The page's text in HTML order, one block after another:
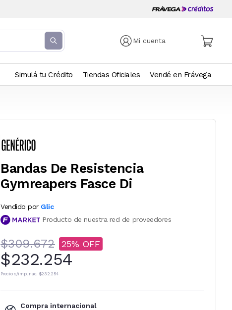
Mi cuenta
Simulá tu Crédito Tiendas Oficiales Vendé en Frávega
Bandas De Resistencia
Gymreapers Fasce Di
Vendido por Glic
Producto de nuestra red de proveedores
$309.672 25
$232.254
Precio s/imp. nac. $232.254
Compra internacional